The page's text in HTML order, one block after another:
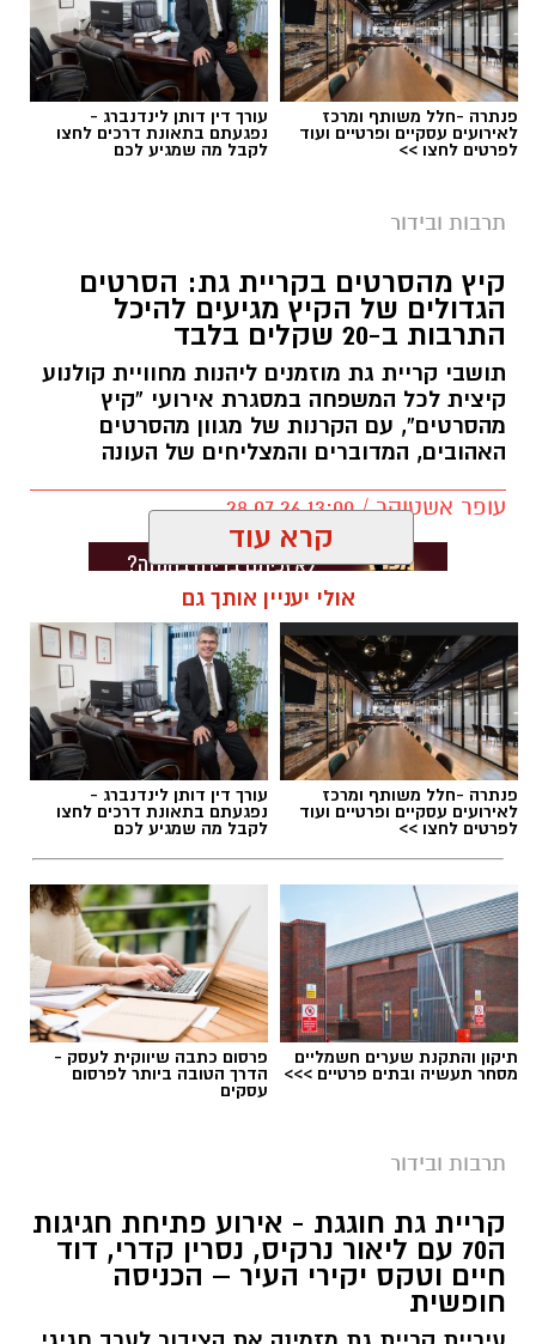
פנתרה -חלל משותף ומרכז
לאירועים עסקיים ופרטיים ועוד
לפרטים לחצו >>
עורך דין דותן לינדנברג -
נפגעתם בתאונת דרכים לחצו
לקבל מה שמגיע לכם
תרבות ובידור
קיץ מהסרטים בקריית גת: הסרטים
הגדולים של הקיץ מגיעים להיכל
התרבות ב-20 שקלים בלבד
תושבי קריית גת מוזמנים ליהנות מחוויית קולנוע
קיצית לכל המשפחה במסגרת אירועי “קיץ
מהסרטים”, עם הקרנות של מגוון מהסרטים
האהובים, המדוברים והמצליחים של העונה
עופר אשטוקר / 13:00 28.07.26
תגים:סרטים ב-20 שקלים בקריית גת
במהלך הקיץ יוקרנו בהיכל התרבות קריית גת
הגדול, במחיר מיוחד של 20 שקלים בלבד לכרטיס.
המיזם נועד לאפשר למשפחות ולתושבים לבלות
בחופשת הקיץ במחיר נגיש, מבלי לצאת מהעיר.
קרא עוד
אולי יעניין אותך גם
פנתרה -חלל משותף ומרכז
לאירועים עסקיים ופרטיים ועוד
לפרטים לחצו >>
עורך דין דותן לינדנברג -
נפגעתם בתאונת דרכים לחצו
לקבל מה שמגיע לכם
תיקון והתקנת שערים חשמליים
מסחר תעשיה ובתים פרטיים >>>
פרסום כתבה שיווקית לעסק -
הדרך הטובה ביותר לפרסום
עסקים
תרבות ובידור
קריית גת חוגגת - אירוע פתיחת חגיגות
ה70 עם ליאור נרקיס, נסרין קדרי, דוד
חיים וטקס יקירי העיר – הכניסה
חופשית